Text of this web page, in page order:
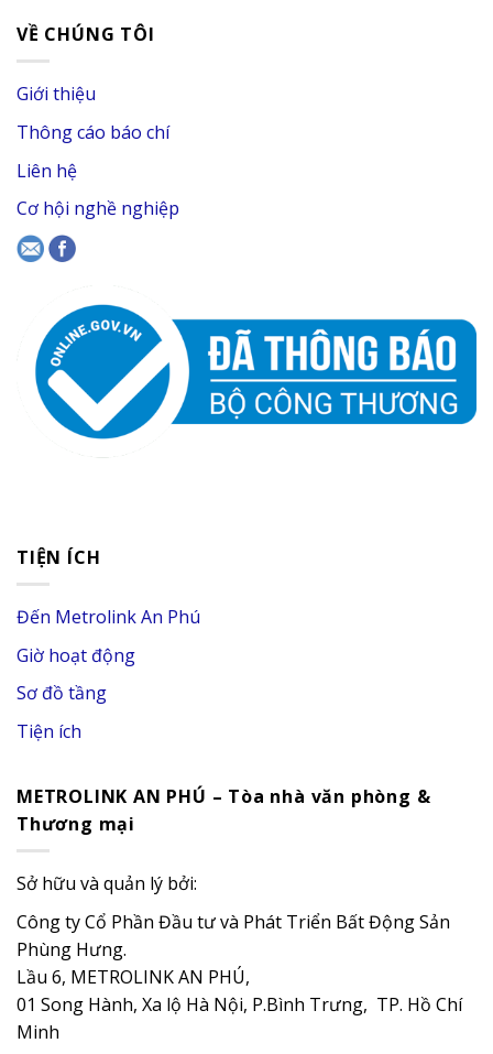
VỀ CHÚNG TÔI
Giới thiệu
Thông cáo báo chí
Liên hệ
Cơ hội nghề nghiệp
TIỆN ÍCH
Đến Metrolink An Phú
Giờ hoạt động
Sơ đồ tầng
Tiện ích
METROLINK AN PHÚ – Tòa nhà văn phòng &
Thương mại
Sở hữu và quản lý bởi:
Công ty Cổ Phần Đầu tư và Phát Triển Bất Động Sản
Phùng Hưng.
Lầu 6, METROLINK AN PHÚ,
01 Song Hành, Xa lộ Hà Nội, P.Bình Trưng, TP. Hồ Chí
Minh